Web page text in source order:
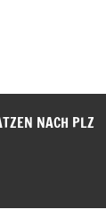
NACH PLZ